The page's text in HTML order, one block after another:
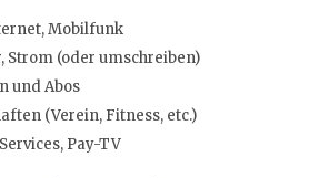
Mobilfunk
Strom (oder umschreiben)
und Abos
(Verein, Fitness, etc.)
Pay-TV